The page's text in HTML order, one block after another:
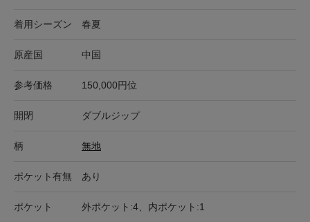
着用シーズン 春夏
原産国 中国
参考価格 150,000円位
開閉 ダブルジップ
柄 無地
ポケット有無 あり
ポケット 外ポケット:4、内ポケット:1